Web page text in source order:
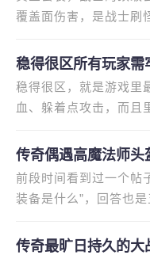
覆盖面伤害，是战士刷
稳得很区所有玩家
稳得很区，就是游戏里
血、躲着点攻击，而且
传奇偶遇高魔法师
前段时间看到过一个帖
装备是什么”，回答也
传奇最旷日持久的